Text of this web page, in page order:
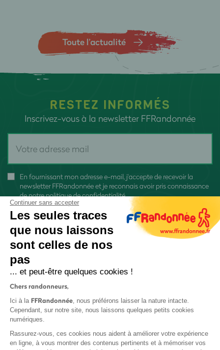
Toute l’actualité
RESTEZ INFORMÉS
Inscrivez-vous à la newsletter FFRandonnée
En fournissant mon adresse e-mail, j'accepte de recevoir la
newsletter FFRandonnée et je reconnais avoir pris connaissance
denotre politique de confidentialité
Protection des données
Continuer sans accepter
Les seules traces
que nous laissons
sont celles de nos
pas
... et peut-être quelques cookies !
Chers randonneurs,
Ici à la FFRandonnée, nous préférons laisser la nature intacte.
Cependant, sur notre site, nous laissons quelques petits cookies
numériques.
Rassurez-vous, ces cookies nous aident à améliorer votre expérience
en ligne, à vous montrer des contenus pertinents et à mémoriser vos